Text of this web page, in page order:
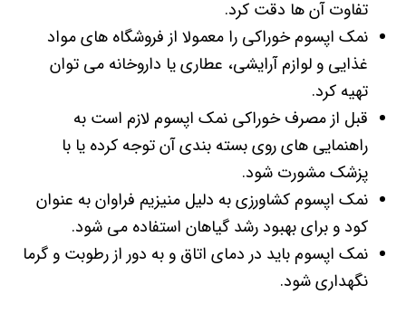
تفاوت آن ها دقت کرد.
نمک اپسوم خوراکی را معمولا از فروشگاه های مواد
غذایی و لوازم آرایشی، عطاری یا داروخانه می توان
تهیه کرد.
قبل از مصرف خوراکی نمک اپسوم لازم است به
راهنمایی های روی بسته بندی آن توجه کرده یا با
پزشک مشورت شود.
نمک اپسوم کشاورزی به دلیل منیزیم فراوان به عنوان
کود و برای بهبود رشد گیاهان استفاده می شود.
نمک اپسوم باید در دمای اتاق و به دور از رطوبت و گرما
نگهداری شود.